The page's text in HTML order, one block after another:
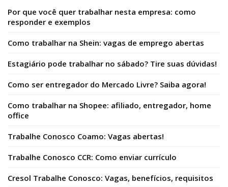
Por que você quer trabalhar nesta empresa: como
responder e exemplos
Como trabalhar na Shein: vagas de emprego abertas
Estagiário pode trabalhar no sábado? Tire suas dúvidas!
Como ser entregador do Mercado Livre? Saiba agora!
Como trabalhar na Shopee: afiliado, entregador, home
office
Trabalhe Conosco Coamo: Vagas abertas!
Trabalhe Conosco CCR: Como enviar currículo
Cresol Trabalhe Conosco: Vagas, benefícios, requisitos